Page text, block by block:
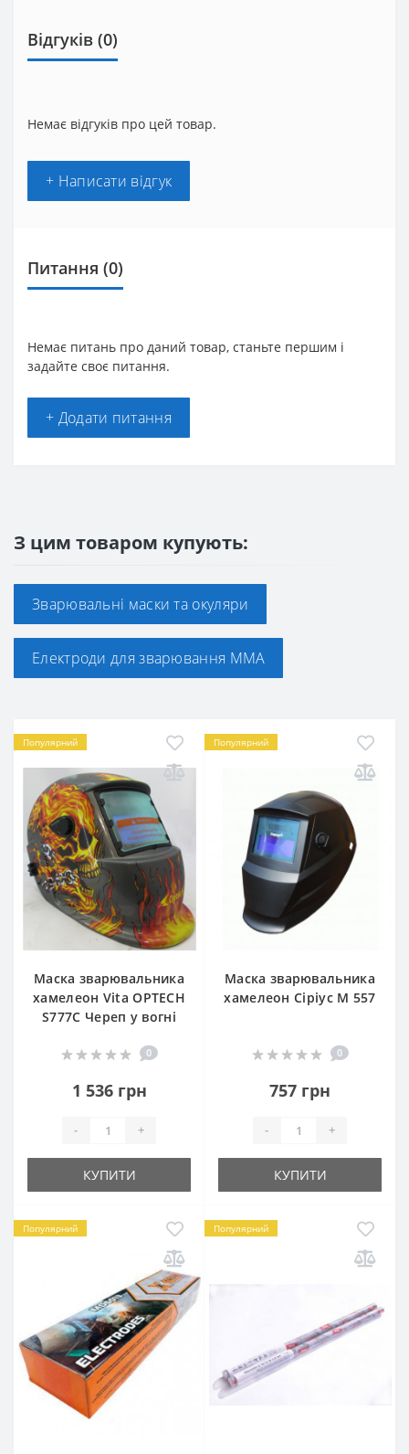
Відгуків (0)
Немає відгуків про цей товар.
+ Написати відгук
Питання (0)
Немає питань про даний товар, станьте першим і
задайте своє питання.
+ Додати питання
З цим товаром купують:
Зварювальні маски та окуляри
Електроди для зварювання ММА
Популярний
Маска зварювальника
хамелеон Vita OPTECH
S777C Череп у вогні
0
1 536 грн
- +
КУПИТИ
Популярний
Маска зварювальника
хамелеон Сіріус M 557
0
757 грн
- +
КУПИТИ
Популярний Популярний